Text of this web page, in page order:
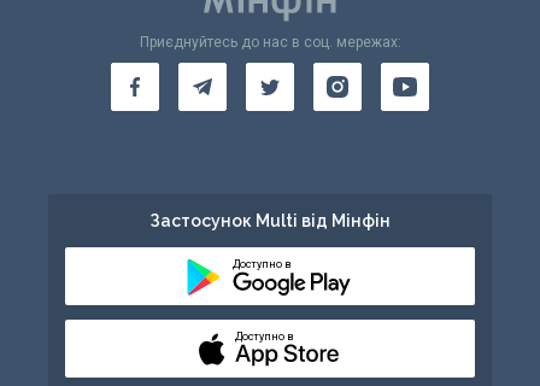
Приєднуйтесь до нас в соц. мережах:
Застосунок Multi від Мінфін
Доступно в
Доступно в